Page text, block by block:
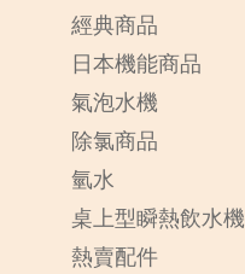
經典商品
日本機能商品
氣泡水機
除氯商品
氫水
桌上型瞬熱飲水機
熱賣配件